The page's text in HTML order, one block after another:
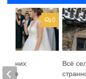
Всё
0
жених
мне